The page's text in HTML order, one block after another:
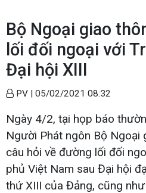
Bộ Ngoại giao
lối đối ngoại với
Đại hội XIII
PV | 05/02/2021 08:32
Ngày 4/2, tại họp báo
Người Phát ngôn Bộ Ngoại
câu hỏi về đường lối đối
phủ Việt Nam sau Đại hội
thứ XIII của Đảng, cũng